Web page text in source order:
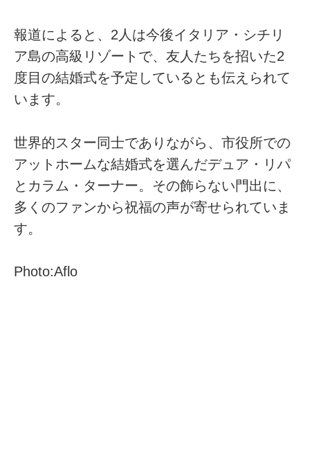
報道によると、2人は今後イタリア・シチリ
ア島の高級リゾートで、友人たちを招いた2
度目の結婚式を予定しているとも伝えられて
います。
世界的スター同士でありながら、市役所での
アットホームな結婚式を選んだデュア・リパ
とカラム・ターナー。その飾らない門出に、
多くのファンから祝福の声が寄せられていま
す。
Photo:Aflo